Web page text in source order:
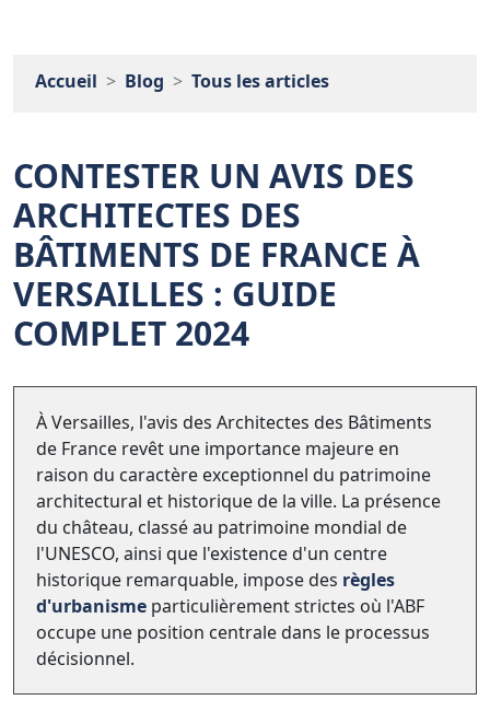
Accueil Blog Tous les articles
CONTESTER UN AVIS DES
ARCHITECTES DES
BÂTIMENTS DE FRANCE À
VERSAILLES : GUIDE
COMPLET 2024
À Versailles, l'avis des Architectes des Bâtiments
de France revêt une importance majeure en
raison du caractère exceptionnel du patrimoine
architectural et historique de la ville. La présence
du château, classé au patrimoine mondial de
l'UNESCO, ainsi que l'existence d'un centre
historique remarquable, impose des règles
d'urbanisme particulièrement strictes où l'ABF
occupe une position centrale dans le processus
décisionnel.